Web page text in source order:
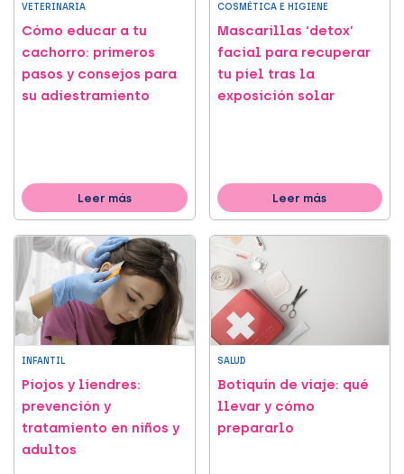
VETERINARIA
Cómo educar a tu
cachorro: primeros
pasos y consejos para
su adiestramiento
Leer más
COSMÉTICA E HIGIENE
Mascarillas ‘detox’
facial para recuperar
tu piel tras la
exposición solar
Leer más
INFANTIL
Piojos y liendres:
prevención y
tratamiento en niños y
adultos
SALUD
Botiquín de viaje: qué
llevar y cómo
prepararlo